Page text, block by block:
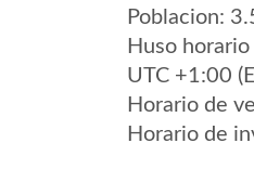
Poblacion:
Huso
UTC +1:00
Horario de
Horario de